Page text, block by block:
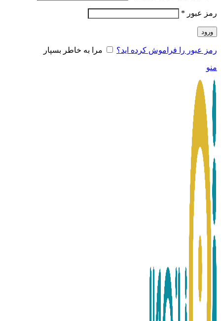
رمز عبور *
ورود
رمز عبور را فراموش کرده اید؟ مرا به خاطر بسپار
منو